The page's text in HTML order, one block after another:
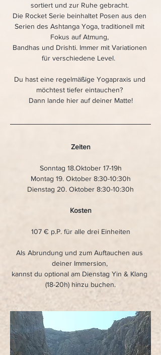
sortiert und zur Ruhe gebracht.
Die Rocket Serie beinhaltet Posen aus den
Serien des Ashtanga Yoga, traditionell mit
Fokus auf Atmung,
Bandhas und Drishti. Immer mit Variationen
für verschiedene Level.
Du hast eine regelmäßige Yogapraxis und
möchtest tiefer eintauchen?
Dann lande hier auf deiner Matte!
Zeiten
Sonntag 18.Oktober 17-19h
Montag 19. Oktober 8:30-10:30h
Dienstag 20. Oktober 8:30-10:30h
Kosten
107 € p.P. für alle drei Einheiten
Als Abrundung und zum Auftauchen aus
deiner Immersion,
kannst du optional am Dienstag Yin & Klang
(18-20h) hinzu buchen.